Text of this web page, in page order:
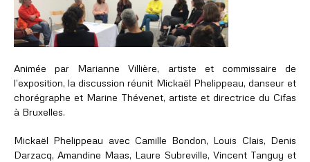
Animée par Marianne Villière, artiste et commissaire de
l’exposition, la discussion réunit Mickaël Phelippeau, danseur et
chorégraphe et Marine Thévenet, artiste et directrice du Cifas
à Bruxelles.
Mickaël Phelippeau avec Camille Bondon, Louis Clais, Denis
Darzacq, Amandine Maas, Laure Subreville, Vincent Tanguy et